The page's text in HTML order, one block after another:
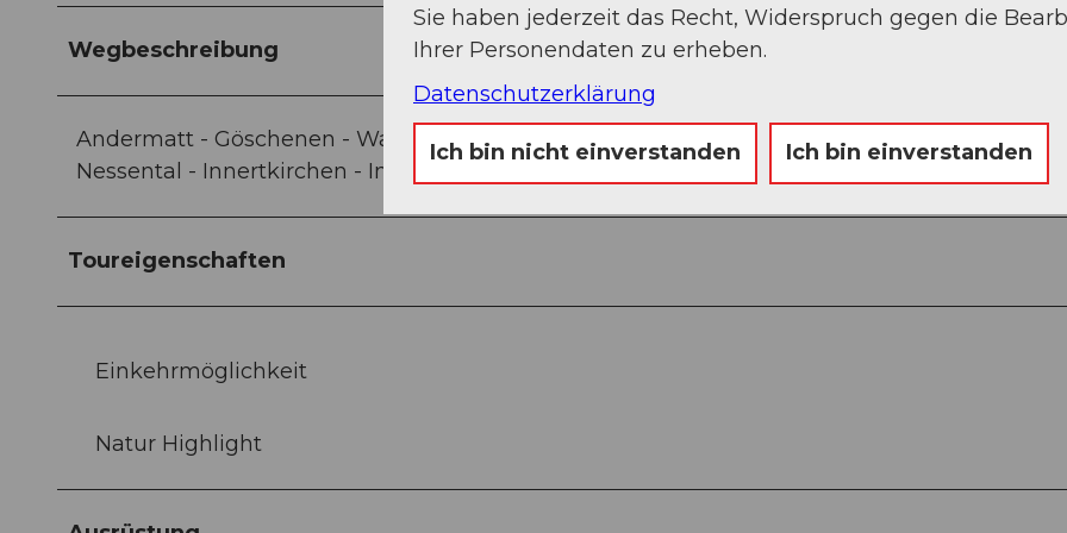
Wegbeschreibung
Andermatt - Göschenen - Wassen - Färnigen - Guferalp - Sustenpass - Steingletscher - Furen
Nessental - Innertkirchen - Im oberen Wylerli - Meiringen
Toureigenschaften
Einkehrmöglichkeit
Natur Highlight
Sie haben jederzeit das Recht, Widerspruch gegen die
Ihrer Personendaten zu erheben.
Datenschutzerklärung
Ich bin nicht einverstanden Ich bin einverstanden